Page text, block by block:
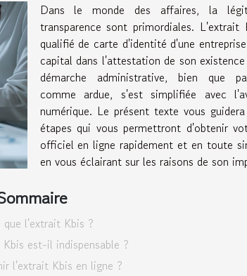
l'extrait Kbis ?
est-il indispensable ?
l'extrait Kbis en ligne ?
Dans le monde des affaires, la
transparence sont primordiales. L'extrait
qualifié de carte d'identité d'une
capital dans l'attestation de son
démarche administrative, bien que
comme ardue, s'est simplifiée avec
numérique. Le présent texte vous
étapes qui vous permettront d'obtenir
officiel en ligne rapidement et en toute
en vous éclairant sur les raisons de son